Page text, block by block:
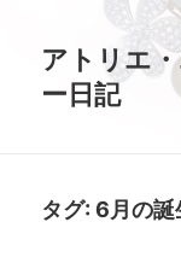
アトリエ
ー日記
タグ:6月の誕